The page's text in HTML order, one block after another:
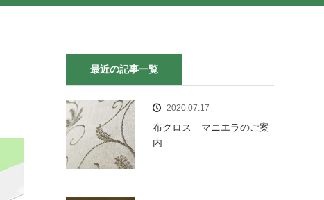
最近の記事一覧
2020.07.17
布クロス マニエラのご案
内